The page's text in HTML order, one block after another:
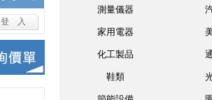
測量儀器
家用電器
化工製品
鞋類